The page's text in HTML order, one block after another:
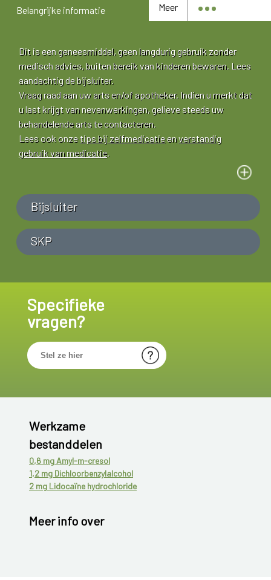
Meer
Belangrijke informatie
Dit is een geneesmiddel, geen langdurig gebruik zonder
medisch advies, buiten bereik van kinderen bewaren. Lees
aandachtig de bijsluiter.
Vraag raad aan uw arts en/of apotheker. Indien u merkt dat
u last krijgt van nevenwerkingen, gelieve steeds uw
behandelende arts te contacteren.
Lees ook onzetips bij zelfmedicatieenverstandig
gebruik van medicatie.
Bijsluiter
SKP
Specifieke
vragen?
Werkzame
bestanddelen
0,6 mg Amyl-m-cresol
1,2 mg Dichloorbenzylalcohol
2 mg Lidocaïne hydrochloride
Meer info over